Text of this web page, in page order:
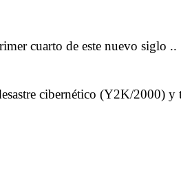
cuarto de este nuevo siglo ..
cibernético (Y2K/2000) y